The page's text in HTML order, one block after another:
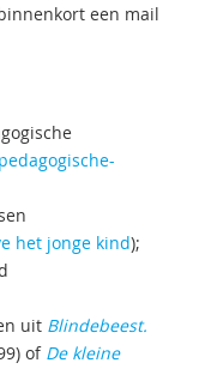
een mail
het jonge kind);
uit Blindebeest.
of De kleine